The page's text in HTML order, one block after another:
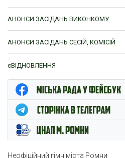
АНОНСИ ЗАСІДАНЬ ВИКОНКОМУ
АНОНСИ ЗАСІДАНЬ СЕСІЙ, КОМІСІЙ
єВІДНОВЛЕННЯ
ЦНАП м. Ромни
Неофіційний гімн міста Ромни